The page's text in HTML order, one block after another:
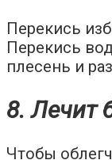
Перекись
Перекись
плесень и
8. Лечит
Чтобы